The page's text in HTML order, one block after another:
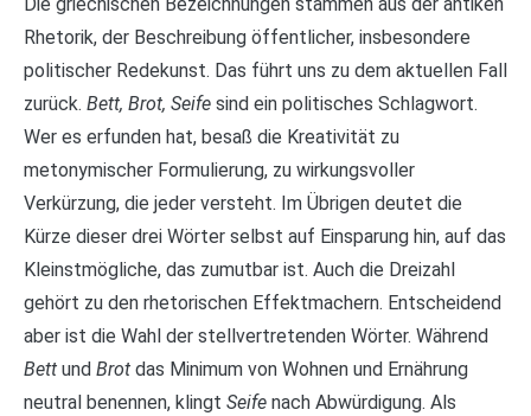
Die griechischen Bezeichnungen stammen aus der antiken
Rhetorik, der Beschreibung öffentlicher, insbesondere
politischer Redekunst. Das führt uns zu dem aktuellen Fall
zurück. Bett, Brot, Seife sind ein politisches Schlagwort.
Wer es erfunden hat, besaß die Kreativität zu
metonymischer Formulierung, zu wirkungsvoller
Verkürzung, die jeder versteht. Im Übrigen deutet die
Kürze dieser drei Wörter selbst auf Einsparung hin, auf das
Kleinstmögliche, das zumutbar ist. Auch die Dreizahl
gehört zu den rhetorischen Effektmachern. Entscheidend
aber ist die Wahl der stellvertretenden Wörter. Während
Bett und Brot das Minimum von Wohnen und Ernährung
neutral benennen, klingt Seife nach Abwürdigung. Als